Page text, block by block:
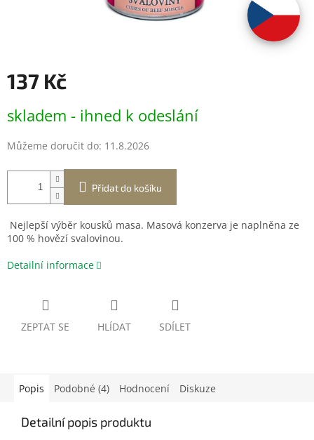
137 Kč
cena:
skladem - ihned k odeslání
Můžeme doručit do: 11.8.2026
Přidat do košíku
Nejlepší výběr kousků masa. Masová konzerva je naplněna ze
100 % hovězí svalovinou.
Detailní informace
ZEPTAT SE HLÍDAT SDÍLET
Popis Podobné (4) Hodnocení Diskuze
Detailní popis produktu